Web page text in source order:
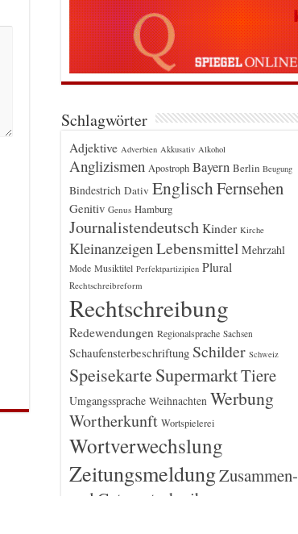
Schlagwörter
Adjektive Adverbien Akkusativ Alkohol
Anglizismen Apostroph Bayern Berlin Beugung
Bindestrich Dativ EnglischFernsehen
Genitiv Genus Hamburg
Journalistendeutsch Kinder Kirche
Kleinanzeigen Lebensmittel Mehrzahl
Mode Musiktitel Perfektpartizipien Plural
Rechtschreibreform
Rechtschreibung
Redewendungen Regionalsprache Sachsen
Schaufensterbeschriftung Schilder Schweiz
Speisekarte SupermarktTiere
Umgangssprache Weihnachten Werbung
Wortherkunft Wortspielerei
Wortverwechslung
ZeitungsmeldungZusammen-
und Getrenntschreibung